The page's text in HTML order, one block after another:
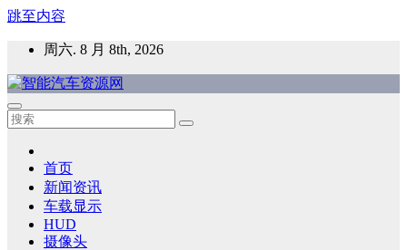
跳至内容
周六. 8 月 8th, 2026
智能汽车资源网
智能表面，智能内饰，新能源汽车，HMI，人车交互，智能车
首页
新闻资讯
车载显示
HUD
摄像头